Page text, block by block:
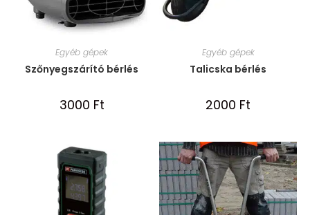
Egyéb gépek
Szőnyegszárító bérlés
3000 Ft
Egyéb gépek
Talicska bérlés
2000 Ft